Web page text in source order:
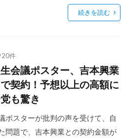
続きを読む
20件
会議ポスター、吉本興業
契約！予想以上の高額に
も驚き
ポスターが批判の声を受けて、自
問題で、吉本興業との契約金額が